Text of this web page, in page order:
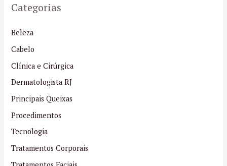
Categorias
Beleza
Cabelo
Clínica e Cirúrgica
Dermatologista RJ
Principais Queixas
Procedimentos
Tecnologia
Tratamentos Corporais